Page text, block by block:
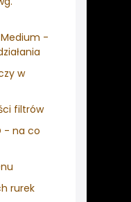
Medium -
w
filtrów
- na co
rurek